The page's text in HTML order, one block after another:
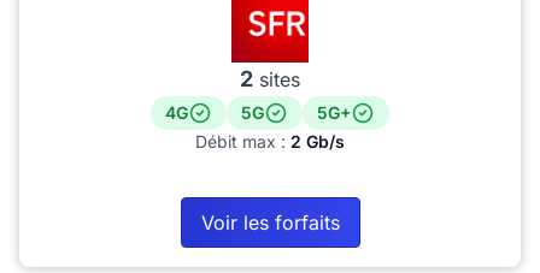
2 sites
4G 5G
5G+
Débit max : 2 Gb/s
Voir les forfaits